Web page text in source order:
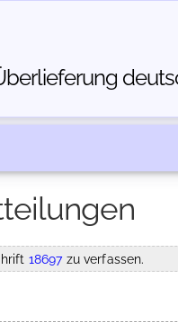
18697zu verfassen.